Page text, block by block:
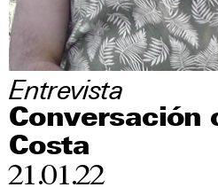
Entrevista
Conversación
Costa
21.01.22